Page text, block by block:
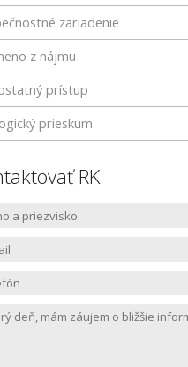
zariadenie
z nájmu
prístup
prieskum
RK